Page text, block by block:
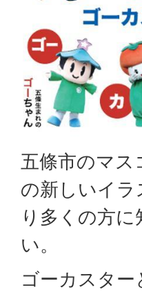
五條市のマス
の新しいイ
り多くの方
い。
ゴーカスタ